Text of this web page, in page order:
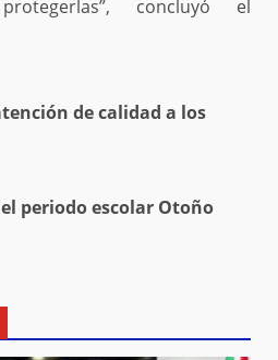
concluyó el
de calidad a los
periodo escolar Otoño